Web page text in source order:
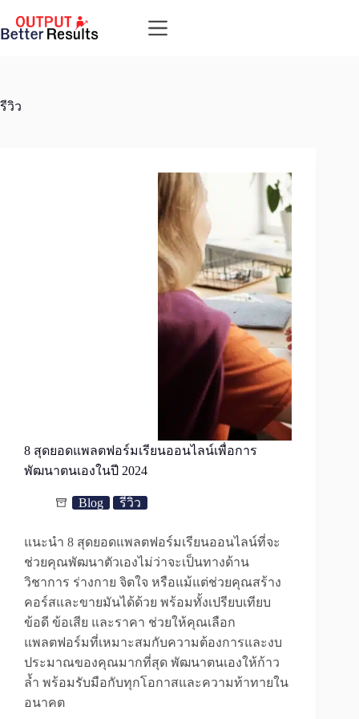
content
รีวิว
8 สุดยอดแพลตฟอร์มเรียนออนไลน์เพื่อการ
พัฒนาตนเองในปี 2024
Blog รีวิว
แนะนำ 8 สุดยอดแพลตฟอร์มเรียนออนไลน์ที่จะ
ช่วยคุณพัฒนาตัวเองไม่ว่าจะเป็นทางด้าน
วิชาการ ร่างกาย จิตใจ หรือแม้แต่ช่วยคุณสร้าง
คอร์สและขายมันได้ด้วย พร้อมทั้งเปรียบเทียบ
ข้อดี ข้อเสีย และราคา ช่วยให้คุณเลือก
แพลตฟอร์มที่เหมาะสมกับความต้องการและงบ
ประมาณของคุณมากที่สุด พัฒนาตนเองให้ก้าว
ล้ำ พร้อมรับมือกับทุกโอกาสและความท้าทายใน
อนาคต